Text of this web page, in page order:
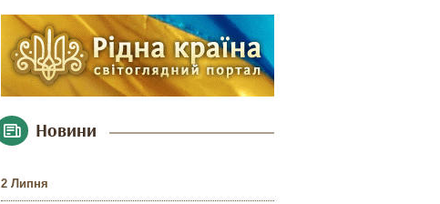
Новини
2 Липня